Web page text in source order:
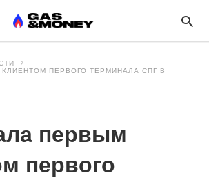
КЛИЕНТОМ ПЕРВОГО ТЕРМИНАЛА СПГ В
первым
первого